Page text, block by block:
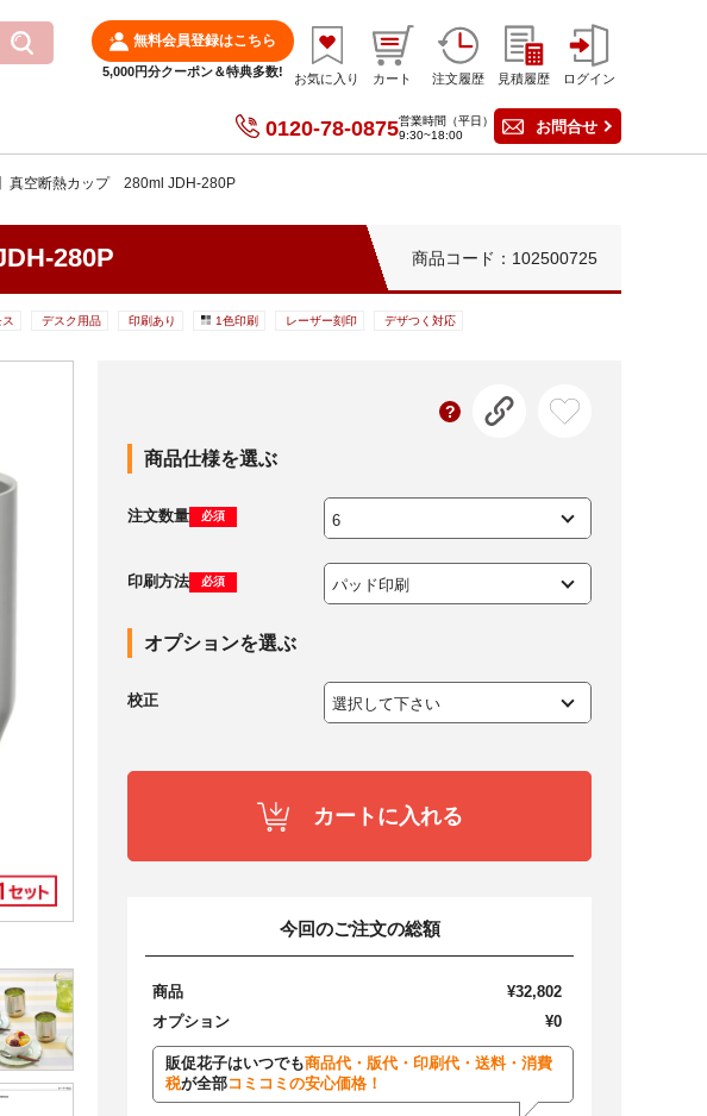
無料会員登録はこちら
5,000円分クーポン＆特典多数! お気に入り カート 注文履歴 見積履歴 ログイン
0120-78-0875営業時間（平日）
9:30~18:00
お問合せ
】真空断熱カップ 280ml JDH-280P
280P 商品コード：102500725
デスク用品 印刷あり 1色印刷 レーザー刻印 デザつく対応
商品仕様を選ぶ
注文数量 必須
印刷方法 必須
オプションを選ぶ
校正
カートに入れる
今回のご注文の総額
商品
¥32,802
オプション
¥0
販促花子はいつでも商品代・版代・印刷代・送料・消費
税が全部コミコミの安心価格！